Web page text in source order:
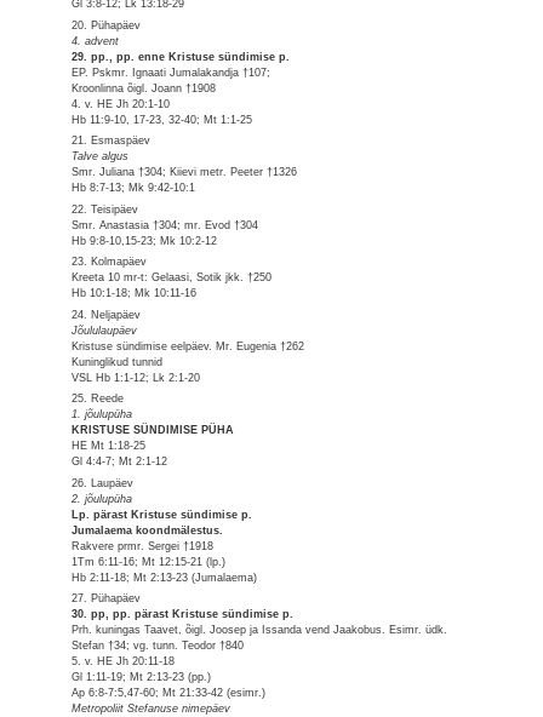
Gl 3:8-12; Lk 13:18-29
20. Pühapäev
4. advent
29. pp., pp. enne Kristuse sündimise p.
EP. Pskmr. Ignaati Jumalakandja †107;
Kroonlinna õigl. Joann †1908
4. v. HE Jh 20:1-10
Hb 11:9-10, 17-23, 32-40; Mt 1:1-25
21. Esmaspäev
Talve algus
Smr. Juliana †304; Kiievi metr. Peeter †1326
Hb 8:7-13; Mk 9:42-10:1
22. Teisipäev
Smr. Anastasia †304; mr. Evod †304
Hb 9:8-10,15-23; Mk 10:2-12
23. Kolmapäev
Kreeta 10 mr-t: Gelaasi, Sotik jkk. †250
Hb 10:1-18; Mk 10:11-16
24. Neljapäev
Jõululaupäev
Kristuse sündimise eelpäev. Mr. Eugenia †262
Kuninglikud tunnid
VSL Hb 1:1-12; Lk 2:1-20
25. Reede
1. jõulupüha
KRISTUSE SÜNDIMISE PÜHA
HE Mt 1:18-25
Gl 4:4-7; Mt 2:1-12
26. Laupäev
2. jõulupüha
Lp. pärast Kristuse sündimise p.
Jumalaema koondmälestus.
Rakvere prmr. Sergei †1918
1Tm 6:11-16; Mt 12:15-21 (lp.)
Hb 2:11-18; Mt 2:13-23 (Jumalaema)
27. Pühapäev
30. pp, pp. pärast Kristuse sündimise p.
Prh. kuningas Taavet, õigl. Joosep ja Issanda vend Jaakobus. Esimr. üdk.
Stefan †34; vg. tunn. Teodor †840
5. v. HE Jh 20:11-18
Gl 1:11-19; Mt 2:13-23 (pp.)
Ap 6:8-7:5,47-60; Mt 21:33-42 (esimr.)
Metropoliit Stefanuse nimepäev